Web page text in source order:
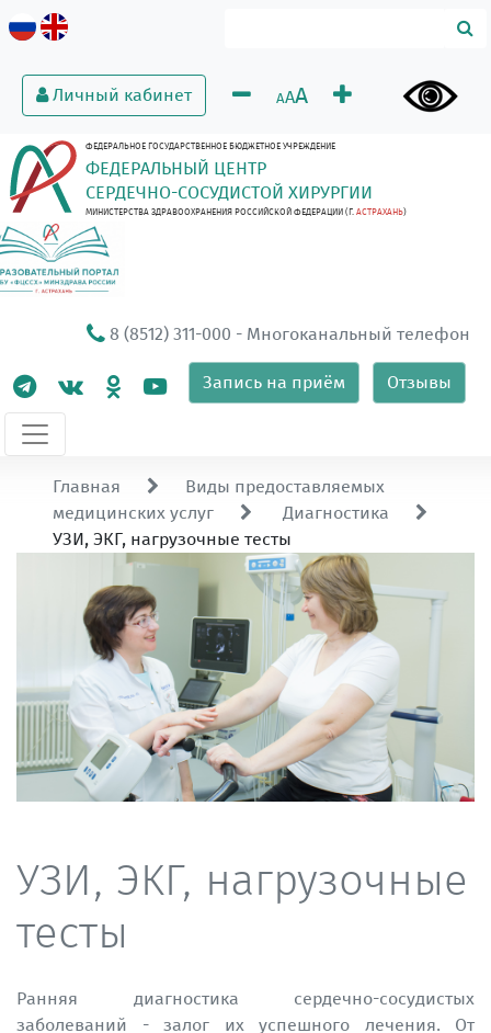
Личный кабинет AAA
ФЕДЕРАЛЬНОЕ ГОСУДАРСТВЕННОЕ БЮДЖЕТНОЕ УЧРЕЖДЕНИЕ
ФЕДЕРАЛЬНЫЙ ЦЕНТР
СЕРДЕЧНО-СОСУДИСТОЙ ХИРУРГИИ
МИНИСТЕРСТВА ЗДРАВООХРАНЕНИЯ РОССИЙСКОЙ ФЕДЕРАЦИИ (Г. АСТРАХАНЬ)
8 (8512) 311-000 - Многоканальный телефон
Запись на приём Отзывы
Главная
Виды предоставляемых
медицинских услуг
Диагностика
УЗИ, ЭКГ, нагрузочные тесты
УЗИ, ЭКГ, нагрузочные
тесты
Ранняя диагностика сердечно-сосудистых
заболеваний - залог их успешного лечения. От